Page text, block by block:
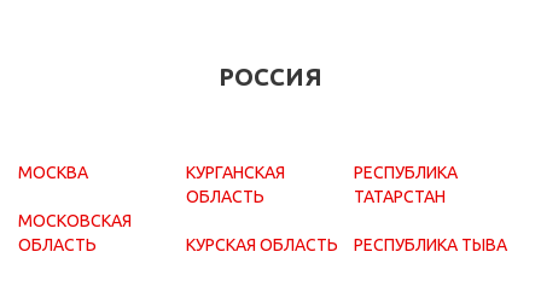
РОССИЯ
МОСКВА
МОСКОВСКАЯ
ОБЛАСТЬ
КУРГАНСКАЯ
ОБЛАСТЬ
КУРСКАЯ ОБЛАСТЬ
РЕСПУБЛИКА
ТАТАРСТАН
РЕСПУБЛИКА ТЫВА